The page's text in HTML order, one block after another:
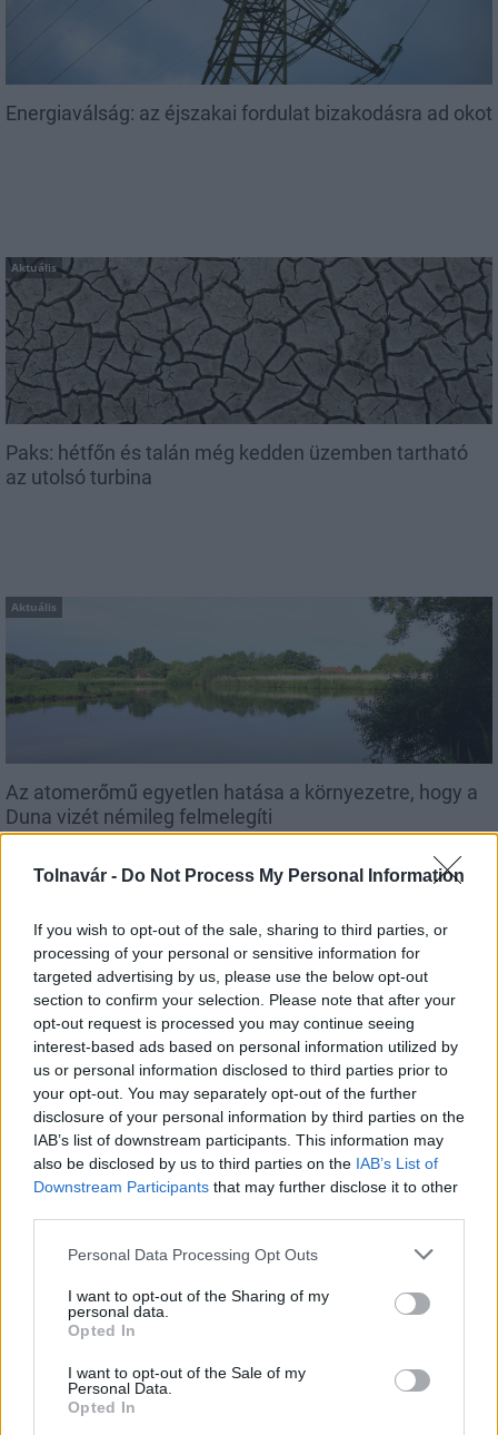
Tolnavár - Do Not Process My Personal Information
If you wish to opt-out of the sale, sharing to third parties, or
processing of your personal or sensitive information for
targeted advertising by us, please use the below opt-out
section to confirm your selection. Please note that after your
opt-out request is processed you may continue seeing
interest-based ads based on personal information utilized by
us or personal information disclosed to third parties prior to
your opt-out. You may separately opt-out of the further
disclosure of your personal information by third parties on the
IAB’s list of downstream participants. This information may
also be disclosed by us to third parties on the IAB’s List of
Downstream Participants that may further disclose it to other
Please note that this website/app uses one or more Google
not limited to your visit or usage behaviour. You may click to
grant or deny consent to Google and its third-party tags to
use your data for below specified purposes in below Google
consent section.
Personal Data Processing Opt Outs
I want to opt-out of the Sharing of my
personal data.
Opted In
I want to opt-out of the Sale of my
Personal Data.
Opted In
Energiaválság: az éjszakai fordulat bizakodásra ad okot
Aktuális
Paks: hétfőn és talán még kedden üzemben tartható
az utolsó turbina
Aktuális
Az atomerőmű egyetlen hatása a környezetre, hogy a
Duna vizét némileg felmelegíti
MAGYAR ÉPÍTŐK
Aktuális
műemlékfelújítás
Történelmi táj, amelynek minden köve mesél –
megújul a tatai Angolkert